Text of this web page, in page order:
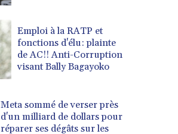
Emploi à la RATP et
fonctions d'élu: plainte
de AC!! Anti-Corruption
visant Bally Bagayoko
Meta sommé de verser près
d'un milliard de dollars pour
réparer ses dégâts sur les